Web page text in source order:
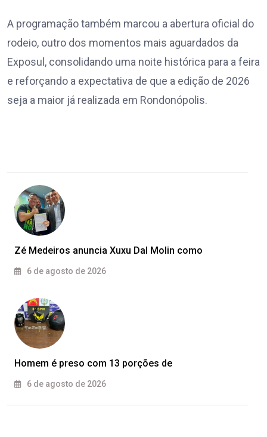
A programação também marcou a abertura oficial do
rodeio, outro dos momentos mais aguardados da
Exposul, consolidando uma noite histórica para a feira
e reforçando a expectativa de que a edição de 2026
seja a maior já realizada em Rondonópolis.
Zé Medeiros anuncia Xuxu Dal Molin como
6 de agosto de 2026
Homem é preso com 13 porções de
6 de agosto de 2026